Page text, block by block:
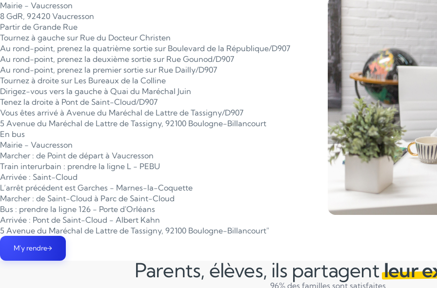
Mairie - Vaucresson
8 GdR, 92420 Vaucresson
Partir de Grande Rue
Tournez à gauche sur Rue du Docteur Christen
Au rond-point, prenez la quatrième sortie sur Boulevard de la République/D907
Au rond-point, prenez la deuxième sortie sur Rue Gounod/D907
Au rond-point, prenez la premier sortie sur Rue Dailly/D907
Tournez à droite sur Les Bureaux de la Colline
Dirigez-vous vers la gauche à Quai du Maréchal Juin
Tenez la droite à Pont de Saint-Cloud/D907
Vous êtes arrivé à Avenue du Maréchal de Lattre de Tassigny/D907
5 Avenue du Maréchal de Lattre de Tassigny, 92100 Boulogne-Billancourt
En bus
Mairie - Vaucresson
Marcher : de Point de départ à Vaucresson
Train interurbain : prendre la ligne L - PEBU
Arrivée : Saint-Cloud
L’arrêt précédent est Garches - Marnes-la-Coquette
Marcher : de Saint-Cloud à Parc de Saint-Cloud
Bus : prendre la ligne 126 - Porte d'Orléans
Arrivée : Pont de Saint-Cloud - Albert Kahn
5 Avenue du Maréchal de Lattre de Tassigny, 92100 Boulogne-Billancourt"
M'y rendre
Parents, élèves, ils partagentleur
96% des familles sont satisfaites